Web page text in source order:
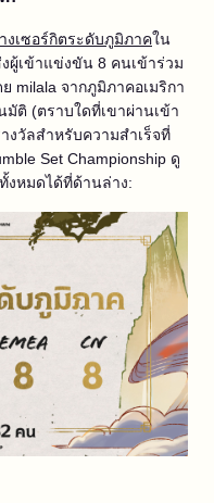
งเซอร์กิตระดับภูมิภาคใน
ผู้เข้าแข่งขัน 8 คนเข้าร่วม
ย milala จากภูมิภาคอเมริกา
ติ (ตราบใดที่เขาผ่านเข้า
งวัลสำหรับความสำเร็จที่
Set Championship ดู
งหมดได้ที่ด้านล่าง: